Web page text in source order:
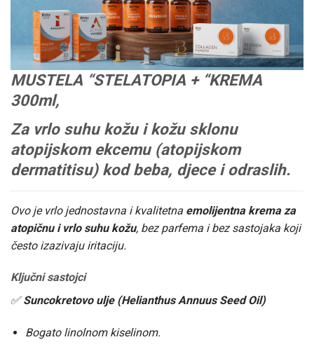
MUSTELA “STELATOPIA + “KREMA
300ml,
Za vrlo suhu kožu i kožu sklonu
atopijskom ekcemu (atopijskom
dermatitisu) kod beba, djece i odraslih.
Ovo je vrlo jednostavna i kvalitetna emolijentna krema za
atopičnu i vrlo suhu kožu, bez parfema i bez sastojaka koji
često izazivaju iritaciju.
Ključni sastojci
✅Suncokretovo ulje (Helianthus Annuus Seed Oil)
Bogato linolnom kiselinom.